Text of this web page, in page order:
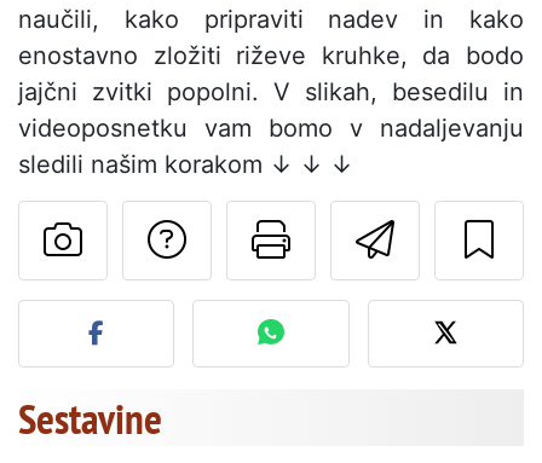
naučili, kako pripraviti nadev in kako
enostavno zložiti riževe kruhke, da bodo
jajčni zvitki popolni. V slikah, besedilu in
videoposnetku vam bomo v nadaljevanju
sledili našim korakom ↓ ↓ ↓
Pošlji
Natisni to
Postavite
Objavite svojo fotografijo
Sestavine